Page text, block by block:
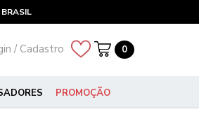
/ Cadastro 0
PROMOÇÃO